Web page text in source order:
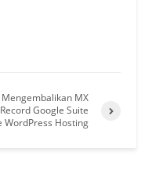
Mengembalikan MX
Record Google Suite
WordPress Hosting